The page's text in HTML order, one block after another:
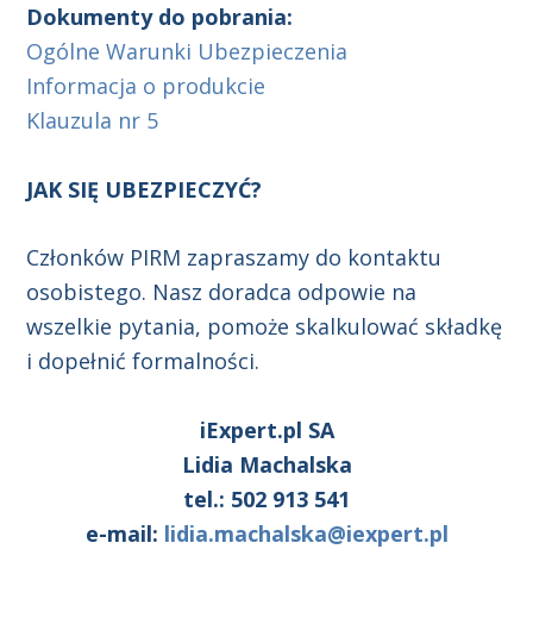
Dokumenty do pobrania:
Ogólne Warunki Ubezpieczenia
Informacja o produkcie
Klauzula nr 5
JAK SIĘ UBEZPIECZYĆ?
Członków PIRM zapraszamy do kontaktu
osobistego. Nasz doradca odpowie na
wszelkie pytania, pomoże skalkulować składkę
i dopełnić formalności.
iExpert.pl SA
Lidia Machalska
tel.: 502 913 541
e-mail: lidia.machalska@iexpert.pl